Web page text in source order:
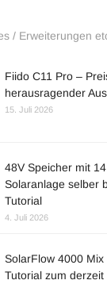
/ Erweiterungen
Fiido C11 Pro –
herausragender
15. Juli 2026
48V Speicher mit
Solaranlage selber
Tutorial
4. Juli 2026
SolarFlow 4000 Mix
Tutorial zum derzeit